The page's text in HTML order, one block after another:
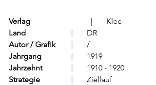
Verlag
			  |	Klee
Land
			  |	DR
Autor / Grafik
Jahrgang
		  |	1919
Jahrzehnt
		  |	1910 - 1920
Strategie